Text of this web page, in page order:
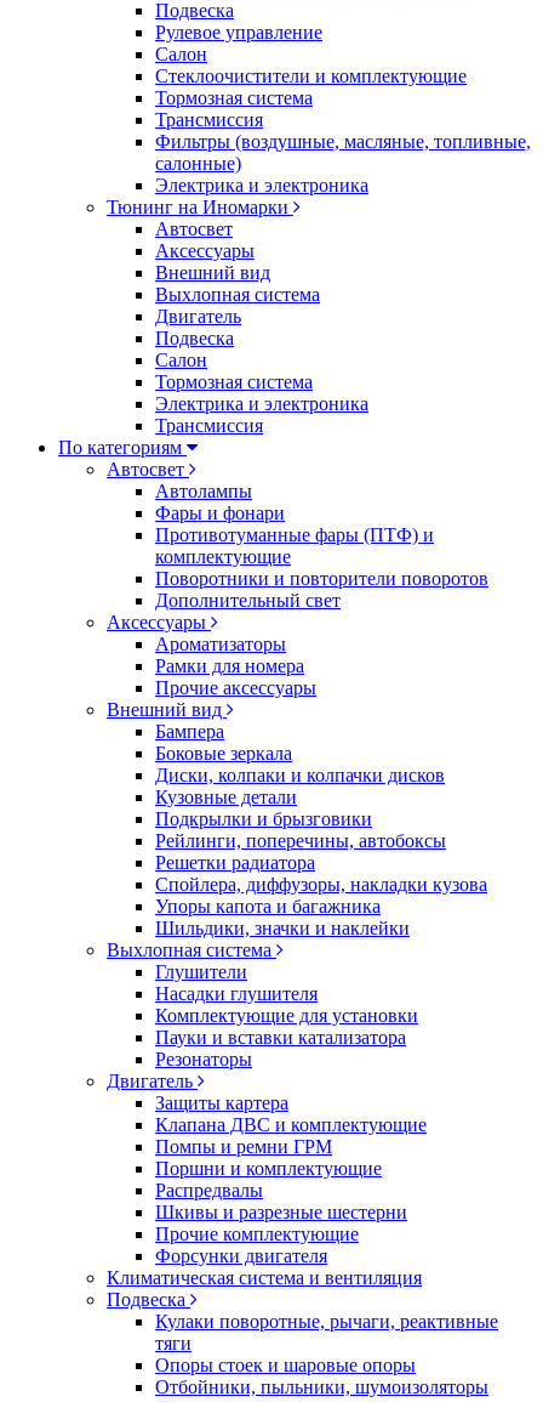
Подвеска
Рулевое управление
Салон
Стеклоочистители и комплектующие
Тормозная система
Трансмиссия
Фильтры (воздушные, масляные, топливные,
салонные)
Электрика и электроника
Тюнинг на Иномарки
Автосвет
Аксессуары
Внешний вид
Выхлопная система
Двигатель
Подвеска
Салон
Тормозная система
Электрика и электроника
Трансмиссия
По категориям
Автосвет
Автолампы
Фары и фонари
Противотуманные фары (ПТФ) и
комплектующие
Поворотники и повторители поворотов
Дополнительный свет
Аксессуары
Ароматизаторы
Рамки для номера
Прочие аксессуары
Внешний вид
Бампера
Боковые зеркала
Диски, колпаки и колпачки дисков
Кузовные детали
Подкрылки и брызговики
Рейлинги, поперечины, автобоксы
Решетки радиатора
Спойлера, диффузоры, накладки кузова
Упоры капота и багажника
Шильдики, значки и наклейки
Выхлопная система
Глушители
Насадки глушителя
Комплектующие для установки
Пауки и вставки катализатора
Резонаторы
Двигатель
Защиты картера
Клапана ДВС и комплектующие
Помпы и ремни ГРМ
Поршни и комплектующие
Распредвалы
Шкивы и разрезные шестерни
Прочие комплектующие
Форсунки двигателя
Климатическая система и вентиляция
Подвеска
Кулаки поворотные, рычаги, реактивные
тяги
Опоры стоек и шаровые опоры
Отбойники, пыльники, шумоизоляторы